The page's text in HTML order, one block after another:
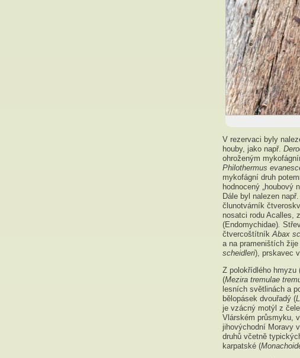
V rezervaci byly
houby, jako např.
ohroženým
Philothermus
mykofágní druh
hodnocený „houbový
Dále byl nalezen
člunotvárník
nosatci rodu Acalles,
(Endomychidae).
čtvercoštítníkAbax
a na prameništích
scheidleri), prskavec
Z polokřídlého hmyzu
(Mezira tremulae
lesních světlinách a
bělopásek dvouřadý (
je vzácný motýl z
Vlárském průsmyku,
jihovýchodní Moravy
druhů včetně
karpatské (